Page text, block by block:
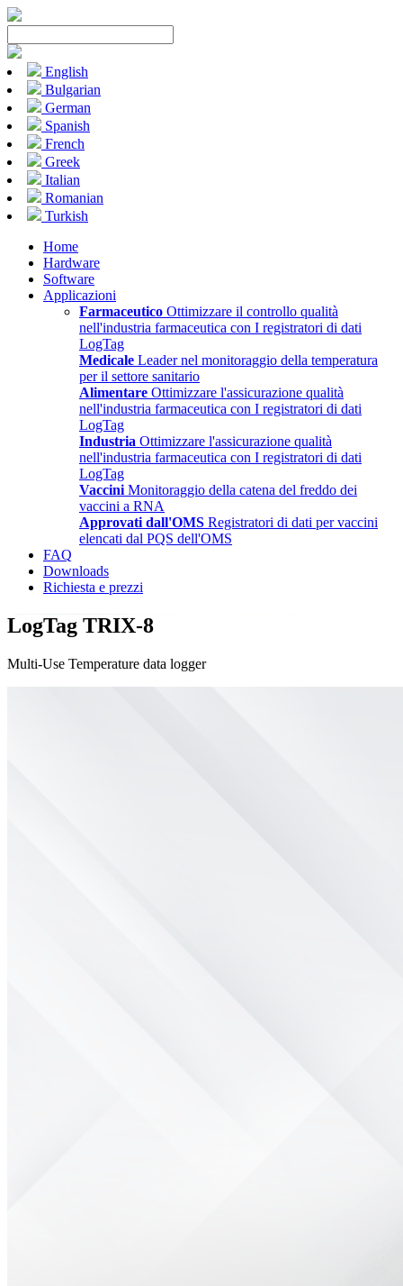
English
Bulgarian
German
Spanish
French
Greek
Italian
Romanian
Turkish
Home
Hardware
Software
Applicazioni
Farmaceutico Ottimizzare il controllo qualità
nell'industria farmaceutica con I registratori di dati
LogTag
Medicale Leader nel monitoraggio della temperatura
per il settore sanitario
Alimentare Ottimizzare l'assicurazione qualità
nell'industria farmaceutica con I registratori di dati
LogTag
Industria Ottimizzare l'assicurazione qualità
nell'industria farmaceutica con I registratori di dati
LogTag
Vaccini Monitoraggio della catena del freddo dei
vaccini a RNA
Approvati dall'OMS Registratori di dati per vaccini
elencati dal PQS dell'OMS
FAQ
Downloads
Richiesta e prezzi
LogTag TRIX-8
Multi-Use Temperature data logger